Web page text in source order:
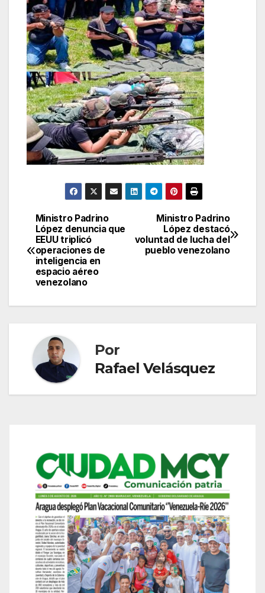
Navegación
de
entradas
Ministro Padrino
López destacó
voluntad de lucha del
pueblo venezolano
Ministro Padrino
López denuncia que
EEUU triplicó
operaciones de
inteligencia en
espacio aéreo
venezolano
Por
Rafael Velásquez